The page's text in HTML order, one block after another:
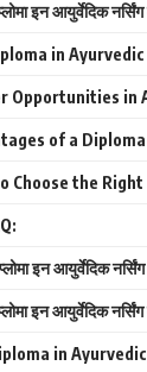
इन आयुर्वेदिक
in
Opportunities in
of a
Choose the
इन आयुर्वेदिक
इन आयुर्वेदिक
in Ayurvedic